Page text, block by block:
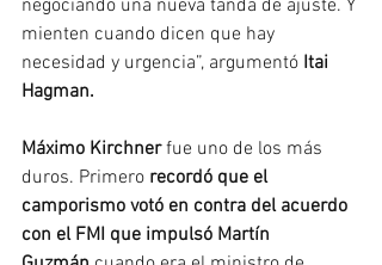
negociando una nueva tanda de ajuste. Y
mienten cuando dicen que hay
necesidad y urgencia”, argumentó Itai
Hagman.
Máximo Kirchner fue uno de los más
duros. Primero recordó que el
camporismo votó en contra del acuerdo
con el FMI que impulsó Martín